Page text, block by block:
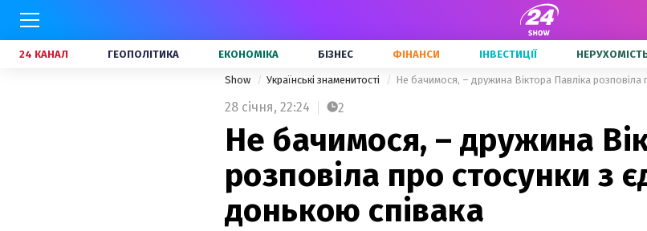
24 КАНАЛ ГЕОПОЛІТИКА ЕКОНОМІКА БІЗНЕС ФІНАНСИ ІНВЕСТИЦІЇ
Show Українські знаменитості Не бачимося, – дружина Віктора Павліка
28 січня, 22:24 2
Не бачимося, – дружина
розповіла про стосунки з
донькою співака